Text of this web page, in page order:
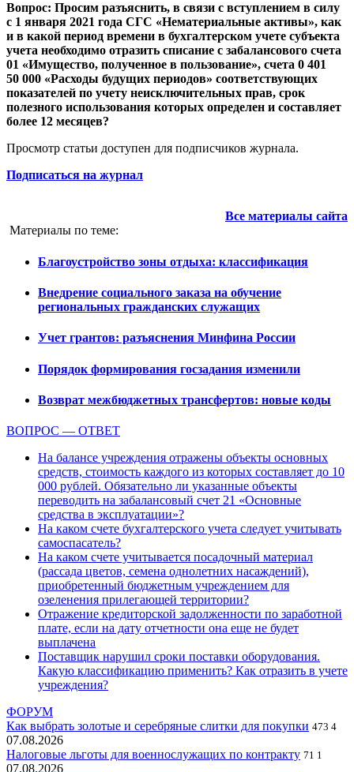
Вопрос: Просим разъяснить, в связи с вступлением в силу
с 1 января 2021 года СГС «Нематериальные активы», как
и в какой период времени в бухгалтерском учете субъекта
учета необходимо отразить списание с забалансового счета
01 «Имущество, полученное в пользование», счета 0 401
50 000 «Расходы будущих периодов» соответствующих
показателей по учету неисключительных прав, срок
полезного использования которых определен и составляет
более 12 месяцев?
Просмотр статьи доступен для подписчиков журнала.
Подписаться на журнал
Все материалы сайта
Материалы по теме:
Благоустройство зоны отдыха: классификация
Внедрение социального заказа на обучение
региональных гражданских служащих
Учет грантов: разъяснения Минфина России
Порядок формирования госзадания изменили
Возврат межбюджетных трансфертов: новые коды
ВОПРОС — ОТВЕТ
На балансе учреждения отражены объекты основных
средств, стоимость каждого из которых составляет до 10
000 рублей. Обязательно ли указанные объекты
переводить на забалансовый счет 21 «Основные
средства в эксплуатации»?
На каком счете бухгалтерского учета следует учитывать
самоспасатель?
На каком счете учитывается посадочный материал
(рассада цветов, семена однолетних насаждений),
приобретенный бюджетным учреждением для
озеленения прилегающей территории?
Отражение кредиторской задолженности по заработной
плате, если на дату отчетности она еще не будет
выплачена
Поставщик нарушил сроки поставки оборудования.
Какую классификацию применить? Как отразить в учете
учреждения?
ФОРУМ
Как выбрать золотые и серебряные слитки для покупки 473 4
07.08.2026
Налоговые льготы для военнослужащих по контракту 71 1
07.08.2026